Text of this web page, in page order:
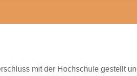
mit der Hochschule gestellt